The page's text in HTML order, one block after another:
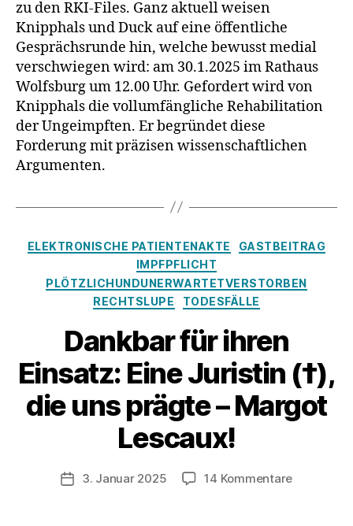
zu den RKI-Files. Ganz aktuell weisen
Knipphals und Duck auf eine öffentliche
Gesprächsrunde hin, welche bewusst medial
verschwiegen wird: am 30.1.2025 im Rathaus
Wolfsburg um 12.00 Uhr. Gefordert wird von
Knipphals die vollumfängliche Rehabilitation
der Ungeimpften. Er begründet diese
Forderung mit präzisen wissenschaftlichen
Argumenten.
Kategorien
ELEKTRONISCHE PATIENTENAKTE
GASTBEITRAG
IMPFPFLICHT
PLÖTZLICHUNDUNERWARTETVERSTORBEN
RECHTSLUPE
TODESFÄLLE
Dankbar für ihren
Einsatz: Eine Juristin (†),
die uns prägte – Margot
Lescaux!
Veröffentlichungsdatum
3. Januar 2025 14 Kommentarezu